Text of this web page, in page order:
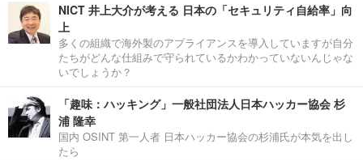
NICT 井上大介が考える 日本の「セキュリティ自給率」向
上
多くの組織で海外製のアプライアンスを導入していますが自分
たちがどんな仕組みで守られているかわかっていないんじゃな
いでしょうか？
「趣味：ハッキング」一般社団法人日本ハッカー協会 杉
浦 隆幸
国内 OSINT 第一人者 日本ハッカー協会の杉浦氏が本気を出し
たら